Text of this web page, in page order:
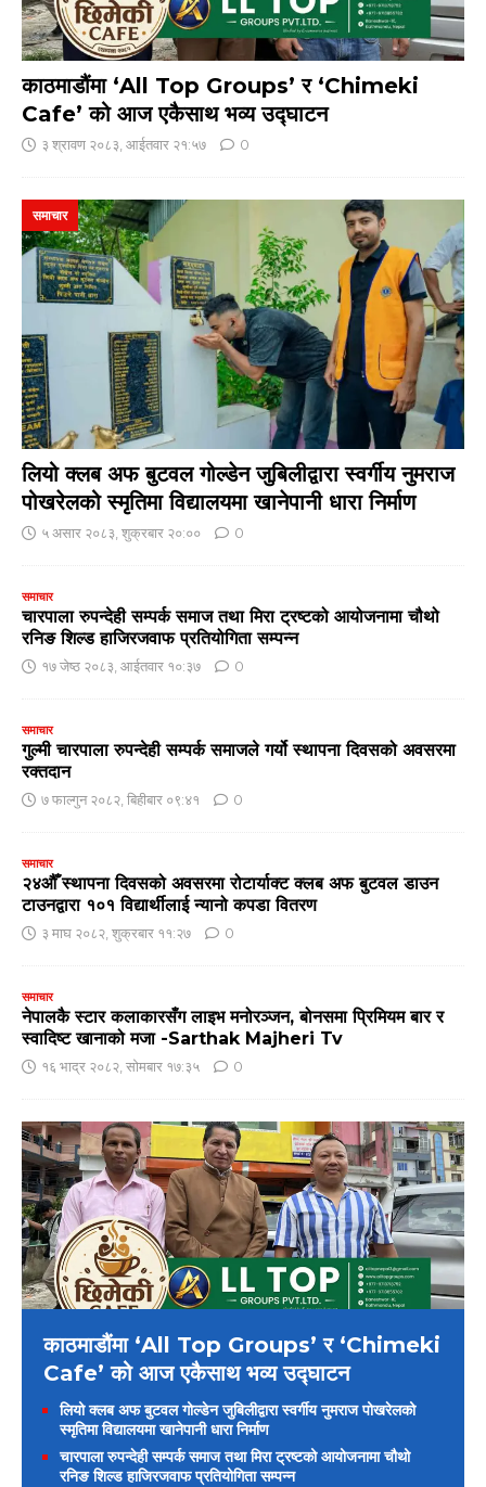
काठमाडौंमा ‘All Top Groups’ र ‘Chimeki
Cafe’ को आज एकैसाथ भव्य उद्घाटन
३ श्रावण २०८३, आईतवार २१:५७ 0
लियो क्लब अफ बुटवल गोल्डेन जुबिलीद्वारा स्वर्गीय नुमराज
पोखरेलको स्मृतिमा विद्यालयमा खानेपानी धारा निर्माण
समाचार
५ असार २०८३, शुक्रबार २०:०० 0
समाचार
चारपाला रुपन्देही सम्पर्क समाज तथा मिरा ट्रष्टको आयोजनामा चौथो
रनिङ शिल्ड हाजिरजवाफ प्रतियोगिता सम्पन्न
१७ जेष्ठ २०८३, आईतवार १०:३७ 0
समाचार
गुल्मी चारपाला रुपन्देही सम्पर्क समाजले गर्यो स्थापना दिवसको अवसरमा
रक्तदान
७ फाल्गुन २०८२, बिहीबार ०९:४१ 0
समाचार
२४औँ स्थापना दिवसको अवसरमा रोटार्याक्ट क्लब अफ बुटवल डाउन
टाउनद्वारा १०१ विद्यार्थीलाई न्यानो कपडा वितरण
३ माघ २०८२, शुक्रबार ११:२७ 0
समाचार
नेपालकै स्टार कलाकारसँग लाइभ मनोरञ्जन, बोनसमा प्रिमियम बार र
स्वादिष्ट खानाको मजा -Sarthak Majheri Tv
१६ भाद्र २०८२, सोमबार १७:३५ 0
काठमाडौंमा ‘All Top Groups’ र ‘Chimeki
Cafe’ को आज एकैसाथ भव्य उद्घाटन
लियो क्लब अफ बुटवल गोल्डेन जुबिलीद्वारा स्वर्गीय नुमराज पोखरेलको
स्मृतिमा विद्यालयमा खानेपानी धारा निर्माण
चारपाला रुपन्देही सम्पर्क समाज तथा मिरा ट्रष्टको आयोजनामा चौथो
रनिङ शिल्ड हाजिरजवाफ प्रतियोगिता सम्पन्न